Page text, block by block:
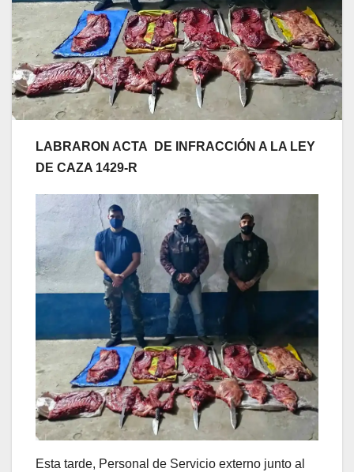
LABRARON ACTA DE INFRACCIÓN A LA LEY
DE CAZA 1429-R
Esta tarde, Personal de Servicio externo junto al